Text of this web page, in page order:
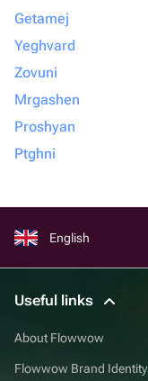
Getamej
Yeghvard
Zovuni
Mrgashen
Proshyan
Ptghni
English
Useful links
About Flowwow
Flowwow Brand Identity